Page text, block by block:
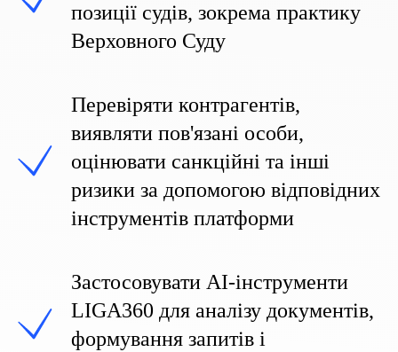
позиції судів, зокрема практику
Верховного Суду
Перевіряти контрагентів,
виявляти пов'язані особи,
оцінювати санкційні та інші
ризики за допомогою відповідних
інструментів платформи
Застосовувати AI-інструменти
LIGA360 для аналізу документів,
формування запитів і